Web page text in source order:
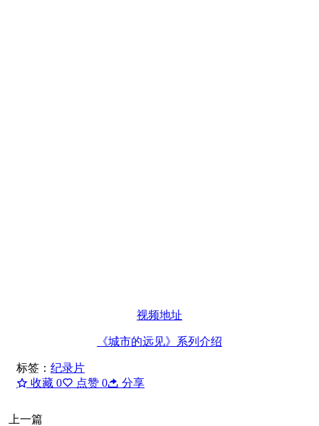
视频地址
《城市的远见》系列介绍
标签： 纪录片
收藏 0 点赞 0 分享
上一篇